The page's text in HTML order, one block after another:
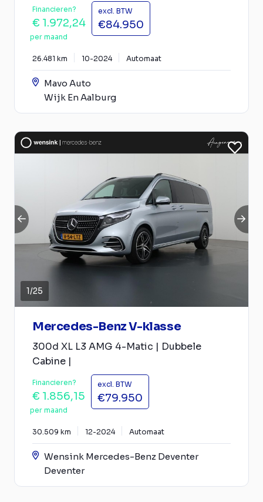
Financieren?
€ 1.972,24
per maand
excl. BTW
€84.950
26.481 km 10-2024 Automaat
Mavo Auto
Wijk En Aalburg
1/25
Mercedes-Benz V-klasse
300d XL L3 AMG 4-Matic | Dubbele
Cabine |
Financieren?
€ 1.856,15
per maand
excl. BTW
€79.950
30.509 km 12-2024 Automaat
Wensink Mercedes-Benz Deventer
Deventer